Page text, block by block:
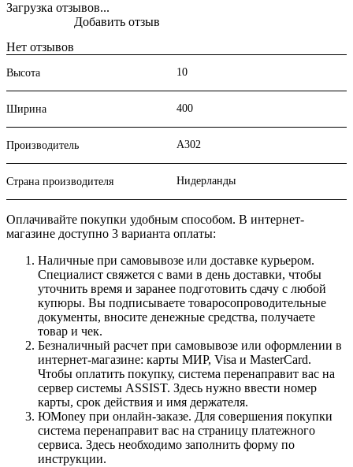
Загрузка отзывов...
Нет отзывов
Добавить отзыв
Высота 10
Ширина 400
Производитель A302
Страна производителя Нидерланды
Оплачивайте покупки удобным способом. В интернет-
магазине доступно 3 варианта оплаты:
Наличные при самовывозе или доставке курьером.
Специалист свяжется с вами в день доставки, чтобы
уточнить время и заранее подготовить сдачу с любой
купюры. Вы подписываете товаросопроводительные
документы, вносите денежные средства, получаете
товар и чек.
Безналичный расчет при самовывозе или оформлении в
интернет-магазине: карты МИР, Visa и MasterCard.
Чтобы оплатить покупку, система перенаправит вас на
сервер системы ASSIST. Здесь нужно ввести номер
карты, срок действия и имя держателя.
ЮMoney при онлайн-заказе. Для совершения покупки
система перенаправит вас на страницу платежного
сервиса. Здесь необходимо заполнить форму по
инструкции.